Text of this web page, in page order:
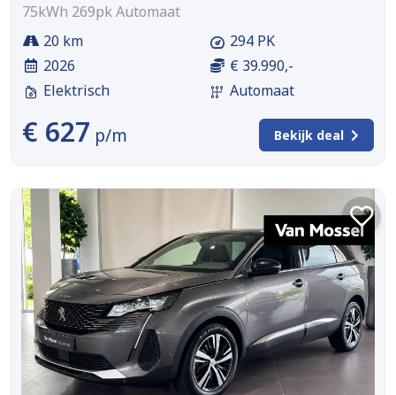
75kWh 269pk Automaat
20 km
2026
Elektrisch
294 PK
€ 39.990,-
Automaat
€ 627 p/m Bekijk deal